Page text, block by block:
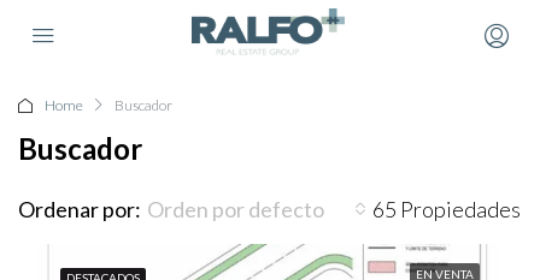
Home Buscador
Buscador
65 Propiedades
Ordenar por: Orden por defecto
EN VENTA